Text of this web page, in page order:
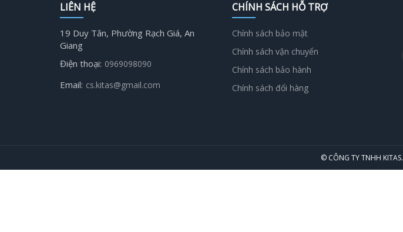
LIÊN HỆ
19 Duy Tân, Phường Rạch Giá, An
Giang
Điện thoại: 0969098090
Email: cs.kitas@gmail.com
CHÍNH SÁCH HỖ TRỢ
Chính sách bảo mật
Chính sách vận chuyển
Chính sách bảo hành
Chính sách đổi hàng
© CÔNG TY TNHH KITAS.